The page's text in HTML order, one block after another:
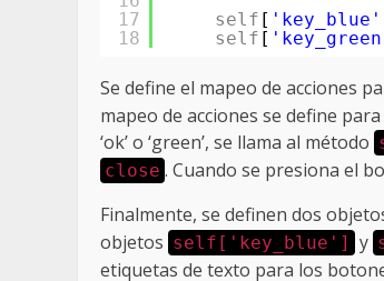
17
18
self [ 'key_blue'
self [
Se define el mapeo de acciones
mapeo de acciones se define para
‘ok’ o ‘green’, se llama al método
close . Cuando se presiona el
Finalmente, se definen dos
objetos self['key_blue'] y
etiquetas de texto para los